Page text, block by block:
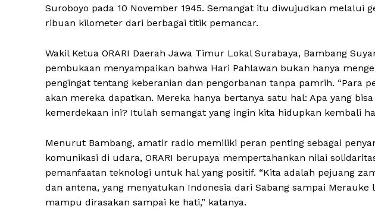
Suroboyo pada 10 November 1945. Semangat itu diwujudkan melalui
ribuan kilometer dari berbagai titik pemancar.
Wakil Ketua ORARI Daerah Jawa Timur Lokal Surabaya, Bambang
pembukaan menyampaikan bahwa Hari Pahlawan bukan hanya
pengingat tentang keberanian dan pengorbanan tanpa pamrih. “Para
akan mereka dapatkan. Mereka hanya bertanya satu hal: Apa yang
kemerdekaan ini? Itulah semangat yang ingin kita hidupkan kembali
Menurut Bambang, amatir radio memiliki peran penting sebagai
komunikasi di udara, ORARI berupaya mempertahankan nilai
pemanfaatan teknologi untuk hal yang positif. “Kita adalah pejuang
dan antena, yang menyatukan Indonesia dari Sabang sampai
mampu dirasakan sampai ke hati,” katanya.